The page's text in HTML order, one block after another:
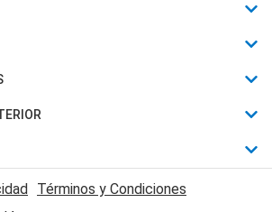
Términos y Condiciones